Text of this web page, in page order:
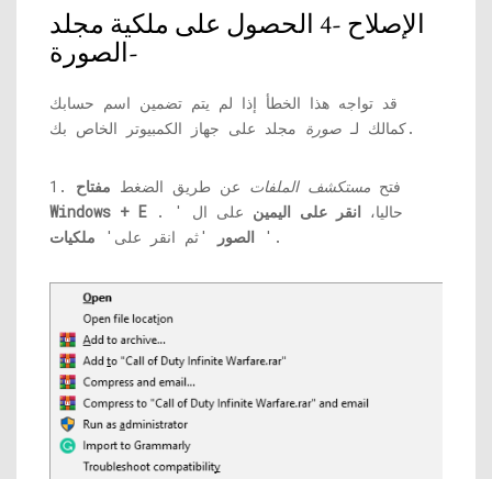
الإصلاح -4 الحصول على ملكية مجلد
الصورة-
قد تواجه هذا الخطأ إذا لم يتم تضمين اسم حسابك
كمالك لـ صورة مجلد على جهاز الكمبيوتر الخاص بك.
1. فتح مستكشف الملفات عن طريق الضغط مفتاح
Windows + E
. حاليا، انقر على اليمين على ال '
الصور
'ثم انقر على' ملكيات '.